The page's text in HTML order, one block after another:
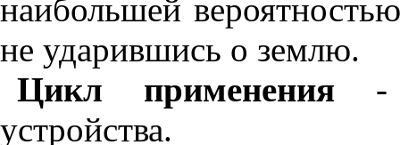
наибольшей
не ударившись о землю.
Цикл применения -
устройства.